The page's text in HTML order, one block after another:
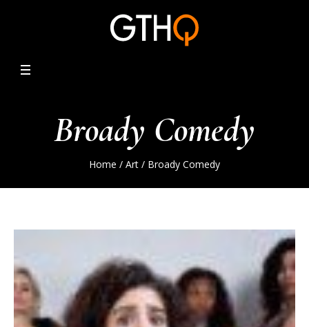
Broady Comedy
Home / Art / Broady Comedy